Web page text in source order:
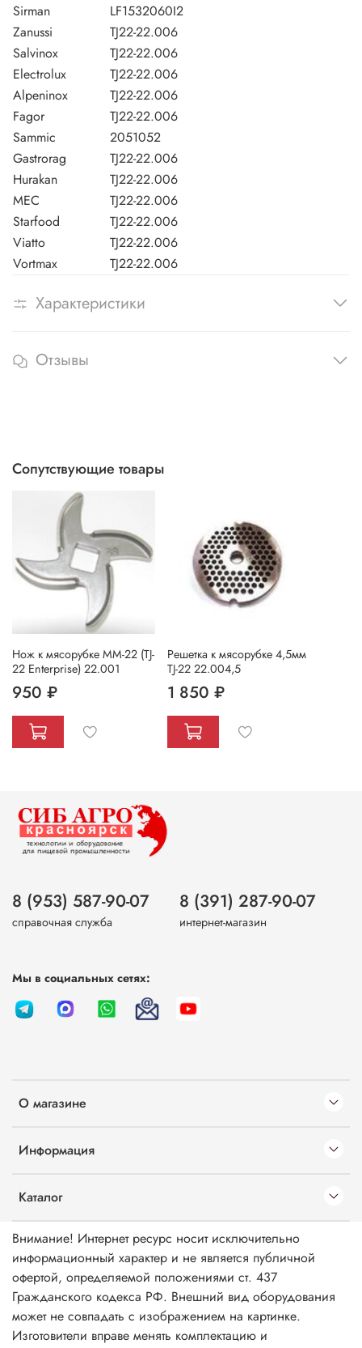
Sirman
LF1532060I2
Zanussi
TJ22-22.006
Salvinox
TJ22-22.006
Electrolux
TJ22-22.006
Alpeninox
TJ22-22.006
Fagor
TJ22-22.006
Sammic
2051052
Gastrorag
TJ22-22.006
Hurakan
TJ22-22.006
MEC
TJ22-22.006
Starfood
TJ22-22.006
Viatto
TJ22-22.006
Vortmax
TJ22-22.006
Характеристики
Отзывы
Сопутствующие товары
Нож к мясорубке MM-22 (TJ-
22 Enterprise) 22.001
950 ₽
Решетка к мясорубке 4,5мм
TJ-22 22.004,5
1 850 ₽
О магазине
Информация
Каталог
8 (953) 587-90-07
справочная служба
8 (391) 287-90-07
интернет-магазин
Мы в социальных сетях:
Внимание! Интернет ресурс носит исключительно
информационный характер и не является публичной
офертой, определяемой положениями ст. 437
Гражданского кодекса РФ. Внешний вид оборудования
может не совпадать с изображением на картинке.
Изготовители вправе менять комплектацию и